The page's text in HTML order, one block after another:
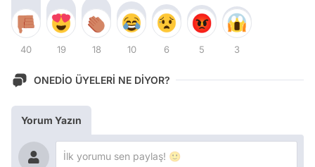
40 19 18 10 6 5 3
ONEDİO ÜYELERİ NE DİYOR?
Yorum Yazın